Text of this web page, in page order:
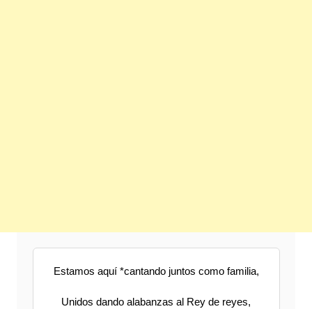
Estamos aquí *cantando juntos como familia,
Unidos dando alabanzas al Rey de reyes,